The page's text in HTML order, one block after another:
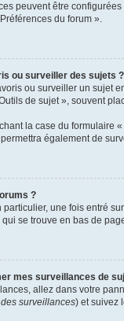
peuvent être
du forum ».
ou surveiller des sujets ?
ou surveiller un sujet
de sujet », souvent
la case du formulaire «
également de
?
particulier, une fois entré
se trouve en bas de
mes surveillances de
allez dans votre
surveillances) et suivez